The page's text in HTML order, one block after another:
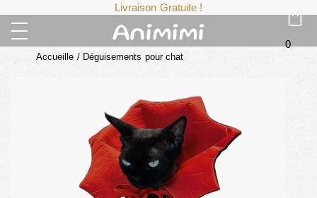
Livraison Gratuite !
0
Accueille / Déguisements pour chat